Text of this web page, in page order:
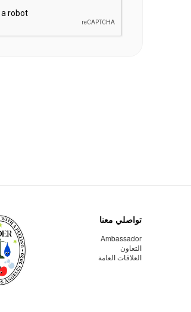
تواصلي معنا
Ambassador
التعاون
العلاقات العامة